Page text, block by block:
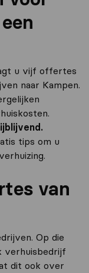
u vijf offertes
naar Kampen.
tips om u
van
Op die
verhuisbedrijf
dit ook over